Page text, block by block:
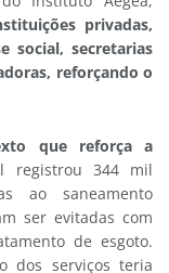
privadas,
social, secretarias
reforçando o
que reforça a
registrou 344 mil
ao saneamento
ser evitadas com
de esgoto.
dos serviços teria